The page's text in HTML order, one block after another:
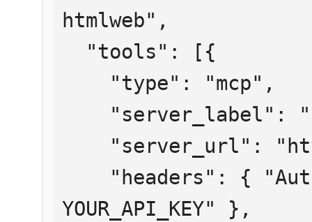
htmlweb",
YOUR_API_KEY" },